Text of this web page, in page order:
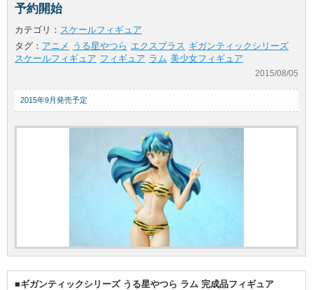
予約開始
カテゴリ： スケールフィギュア
タグ： アニメ うる星やつら エクスプラス ギガンティックシリーズ
スケールフィギュア フィギュア ラム 美少女フィギュア
2015/08/05
2015年9月発売予定
■ギガンティックシリーズ うる星やつら ラム 完成品フィギュア